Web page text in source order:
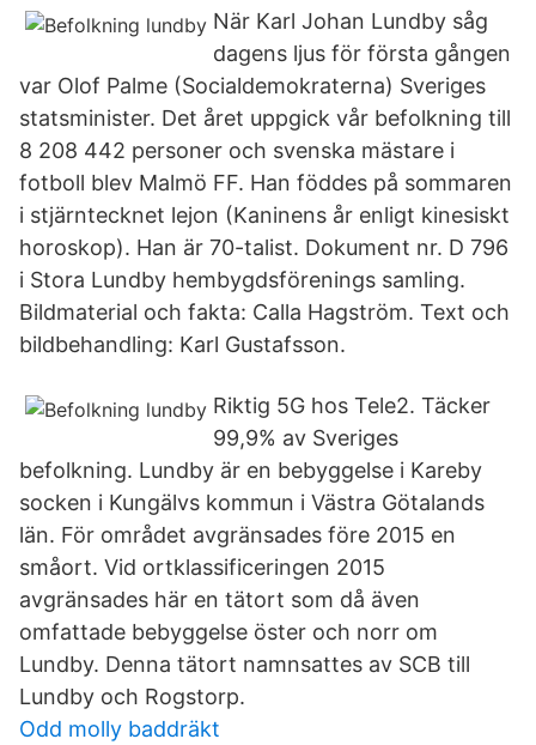
När Karl Johan Lundby såg
dagens ljus för första gången
var Olof Palme (Socialdemokraterna) Sveriges
statsminister. Det året uppgick vår befolkning till
8 208 442 personer och svenska mästare i
fotboll blev Malmö FF. Han föddes på sommaren
i stjärntecknet lejon (Kaninens år enligt kinesiskt
horoskop). Han är 70-talist. Dokument nr. D 796
i Stora Lundby hembygdsförenings samling.
Bildmaterial och fakta: Calla Hagström. Text och
bildbehandling: Karl Gustafsson.
Riktig 5G hos Tele2. Täcker
99,9% av Sveriges
befolkning. Lundby är en bebyggelse i Kareby
socken i Kungälvs kommun i Västra Götalands
län. För området avgränsades före 2015 en
småort. Vid ortklassificeringen 2015
avgränsades här en tätort som då även
omfattade bebyggelse öster och norr om
Lundby. Denna tätort namnsattes av SCB till
Lundby och Rogstorp.
Odd molly baddräkt